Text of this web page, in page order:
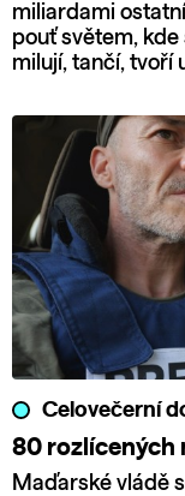
miliardami
pouť světem, kde
milují, tančí, tvoří
Celovečerní
80 rozlícených
Maďarské vládě